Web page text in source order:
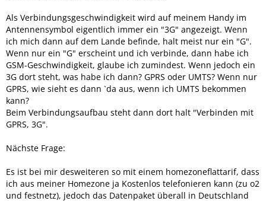
Als Verbindungsgeschwindigkeit wird auf meinem Handy im
Antennensymbol eigentlich immer ein "3G" angezeigt. Wenn
ich mich dann auf dem Lande befinde, halt meist nur ein "G".
Wenn nur ein "G" erscheint und ich verbinde, dann habe ich
GSM-Geschwindigkeit, glaube ich zumindest. Wenn jedoch ein
3G dort steht, was habe ich dann? GPRS oder UMTS? Wenn nur
GPRS, wie sieht es dann `da aus, wenn ich UMTS bekommen
kann?
Beim Verbindungsaufbau steht dann dort halt "Verbinden mit
GPRS, 3G".
Nächste Frage:
Es ist bei mir desweiteren so mit einem homezoneflattarif, dass
ich aus meiner Homezone ja Kostenlos telefonieren kann (zu o2
und festnetz), jedoch das Datenpaket überall in Deutschland